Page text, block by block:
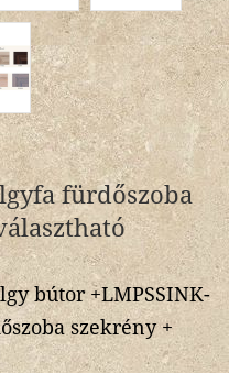
fürdőszoba
bútor +LMPSSINK-
szekrény +